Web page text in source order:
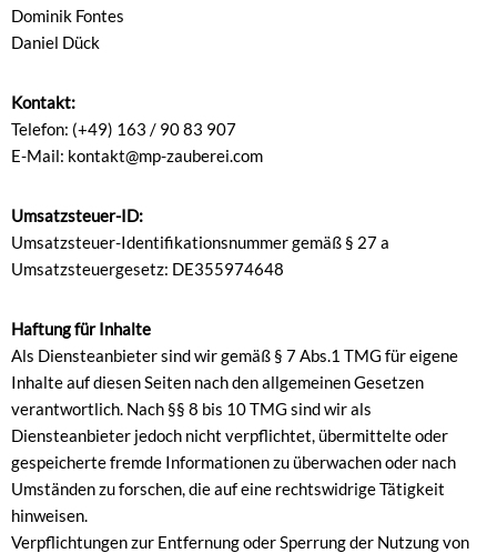
Dominik Fontes
Daniel Dück
Kontakt:
Telefon: (+49) 163 / 90 83 907
E-Mail: kontakt@mp-zauberei.com
Umsatzsteuer-ID:
Umsatzsteuer-Identifikationsnummer gemäß § 27 a
Umsatzsteuergesetz: DE355974648
Haftung für Inhalte
Als Diensteanbieter sind wir gemäß § 7 Abs.1 TMG für eigene
Inhalte auf diesen Seiten nach den allgemeinen Gesetzen
verantwortlich. Nach §§ 8 bis 10 TMG sind wir als
Diensteanbieter jedoch nicht verpflichtet, übermittelte oder
gespeicherte fremde Informationen zu überwachen oder nach
Umständen zu forschen, die auf eine rechtswidrige Tätigkeit
hinweisen.
Verpflichtungen zur Entfernung oder Sperrung der Nutzung von